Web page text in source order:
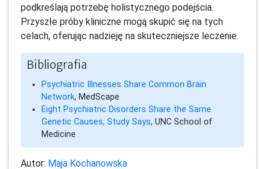
podkreślają potrzebę holistycznego podejścia.
Przyszłe próby kliniczne mogą skupić się na tych
celach, oferując nadzieję na skuteczniejsze leczenie.
Bibliografia
Psychiatric Illnesses Share Common Brain
Network, MedScape
Eight Psychiatric Disorders Share the Same
Genetic Causes, Study Says, UNC School of
Medicine
Autor: Maja Kochanowska